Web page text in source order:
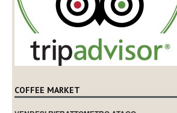
COFFEE MARKET